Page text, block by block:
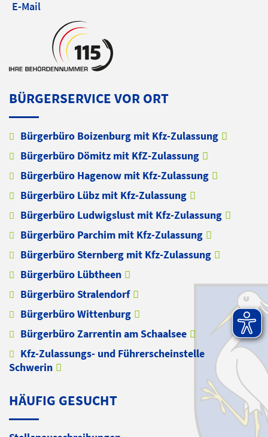
E-Mail
BÜRGERSERVICE VOR ORT
Bürgerbüro Boizenburg mit Kfz-Zulassung
Bürgerbüro Dömitz mit KfZ-Zulassung
Bürgerbüro Hagenow mit Kfz-Zulassung
Bürgerbüro Lübz mit Kfz-Zulassung
Bürgerbüro Ludwigslust mit Kfz-Zulassung
Bürgerbüro Parchim mit Kfz-Zulassung
Bürgerbüro Sternberg mit Kfz-Zulassung
Bürgerbüro Lübtheen
Bürgerbüro Stralendorf
Bürgerbüro Wittenburg
Bürgerbüro Zarrentin am Schaalsee
Kfz-Zulassungs- und Führerscheinstelle
Schwerin
HÄUFIG GESUCHT